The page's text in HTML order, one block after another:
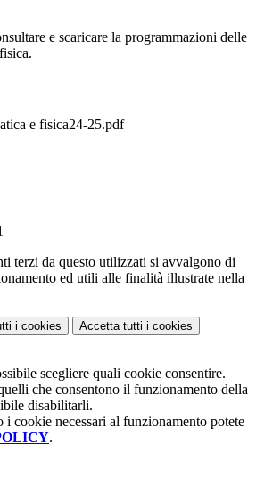
e scaricare la programmazioni delle
e fisica24-25.pdf
terzi da questo utilizzati si avvalgono di
ed utili alle finalità illustrate nella
i cookies Accetta tutti i cookies
scegliere quali cookie consentire.
che consentono il funzionamento della
disabilitarli.
i cookie necessari al funzionamento potete
.